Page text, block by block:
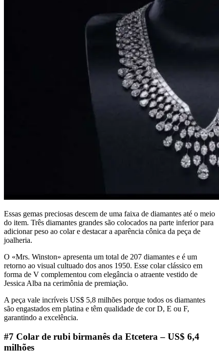
Essas gemas preciosas descem de uma faixa de diamantes até o meio
do item. Três diamantes grandes são colocados na parte inferior para
adicionar peso ao colar e destacar a aparência cônica da peça de
joalheria.
O «Mrs. Winston» apresenta um total de 207 diamantes e é um
retorno ao visual cultuado dos anos 1950. Esse colar clássico em
forma de V complementou com elegância o atraente vestido de
Jessica Alba na cerimônia de premiação.
A peça vale incríveis US$ 5,8 milhões porque todos os diamantes
são engastados em platina e têm qualidade de cor D, E ou F,
garantindo a excelência.
#7 Colar de rubi birmanês da Etcetera – US$ 6,4
milhões